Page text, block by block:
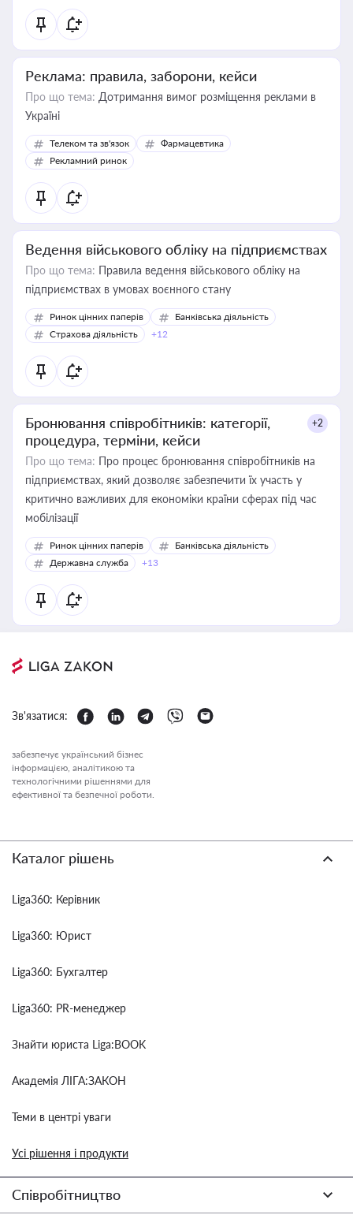
Реклама: правила, заборони, кейси
Про що тема: Дотримання вимог розміщення реклами в
Україні
Телеком та зв'язок
Фармацевтика
Рекламний ринок
Ведення військового обліку на підприємствах
Про що тема: Правила ведення військового обліку на
підприємствах в умовах воєнного стану
Ринок цінних паперів
Банківська діяльність
Страхова діяльність
+12
Бронювання співробітників: категорії,
процедура, терміни, кейси
+2
Про що тема: Про процес бронювання співробітників на
підприємствах, який дозволяє забезпечити їх участь у
критично важливих для економіки країни сферах під час
мобілізації
Ринок цінних паперів
Банківська діяльність
Державна служба
+13
Зв'язатися:
забезпечує український бізнес
інформацією, аналітикою та
технологічними рішеннями для
ефективної та безпечної роботи.
Каталог рішень
Liga360: Керівник
Liga360: Юрист
Liga360: Бухгалтер
Liga360: PR-менеджер
Знайти юриста Liga:BOOK
Академія ЛІГА:ЗАКОН
Теми в центрі уваги
Усі рішення і продукти
Співробітництво